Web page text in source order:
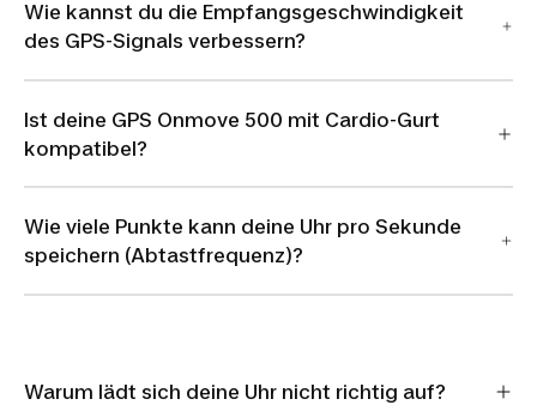
Wie kannst du die Empfangsgeschwindigkeit
des GPS-Signals verbessern?
Ist deine GPS Onmove 500 mit Cardio-Gurt
kompatibel?
Wie viele Punkte kann deine Uhr pro Sekunde
speichern (Abtastfrequenz)?
Warum lädt sich deine Uhr nicht richtig auf?